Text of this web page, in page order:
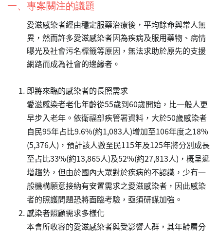
一、專案關注的議題
愛滋感染者經由穩定服藥治療後，平均餘命與常人無
異，然而許多愛滋感染者因為疾病及服用藥物、病情
曝光及社會污名標籤等原因，無法求助於原先的支援
網路而成為社會的邊緣者。
即將來臨的感染者的長照需求
愛滋感染者老化年齡從55歲到60歲開始，比一般人更
早步入老年。依衛福部疾管署資料，大於50歲感染者
自民95年占比9.6%(約1,083人)增加至106年度之18%
(5,376人)，預計該人數至民115年及125年將分別成長
至占比33%(約13,865人)及52%(約27,813人)，概呈遞
增趨勢，但由於國內大眾對於疾病的不認識，少有一
般機構願意接納有安置需求之愛滋感染者，因此感染
者的照護問題恐將面臨考驗，亟須研謀加強。
感染者照顧需求多樣化
本會所收容的愛滋感染者與受影響人群，其年齡層分